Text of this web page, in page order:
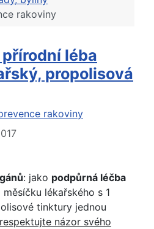
rakoviny
léba
propolisová
rakoviny
: jako podpůrná léčba
lékařského s 1
tinktury jednou
názor svého